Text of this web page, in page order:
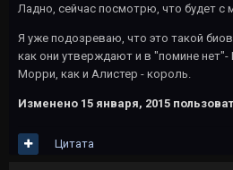
Ладно, сейчас посмотрю, что будет с
Я уже подозреваю, что это такой
как они утверждают и в "помине
Морри, как и Алистер - король.
Изменено 15 января, 2015
Цитата